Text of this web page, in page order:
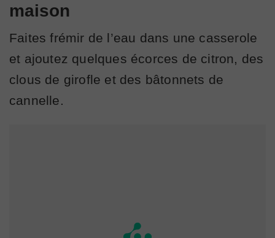
maison
Faites frémir de l’eau dans une casserole
et ajoutez quelques écorces de citron, des
clous de girofle et des bâtonnets de
cannelle.